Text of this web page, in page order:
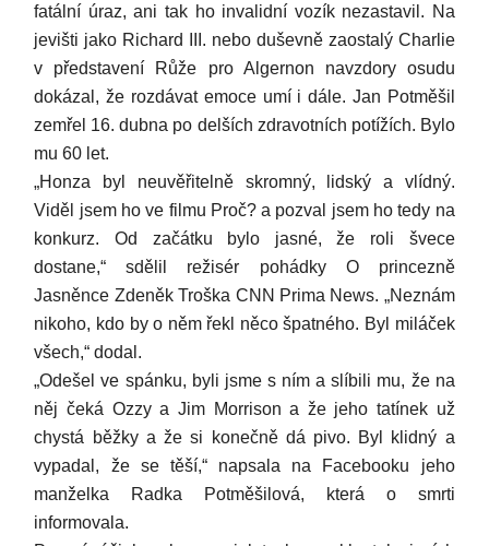
fatální úraz, ani tak ho invalidní vozík nezastavil. Na
jevišti jako Richard III. nebo duševně zaostalý Charlie
v představení Růže pro Algernon navzdory osudu
dokázal, že rozdávat emoce umí i dále. Jan Potměšil
zemřel 16. dubna po delších zdravotních potížích. Bylo
mu 60 let.
„Honza byl neuvěřitelně skromný, lidský a vlídný.
Viděl jsem ho ve filmu Proč? a pozval jsem ho tedy na
konkurz. Od začátku bylo jasné, že roli švece
dostane,“ sdělil režisér pohádky O princezně
Jasněnce Zdeněk Troška CNN Prima News. „Neznám
nikoho, kdo by o něm řekl něco špatného. Byl miláček
všech,“ dodal.
„Odešel ve spánku, byli jsme s ním a slíbili mu, že na
něj čeká Ozzy a Jim Morrison a že jeho tatínek už
chystá běžky a že si konečně dá pivo. Byl klidný a
vypadal, že se těší,“ napsala na Facebooku jeho
manželka Radka Potměšilová, která o smrti
informovala.